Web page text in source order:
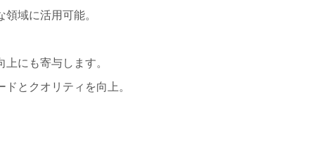
域に活用可能。
にも寄与します。
とクオリティを向上。